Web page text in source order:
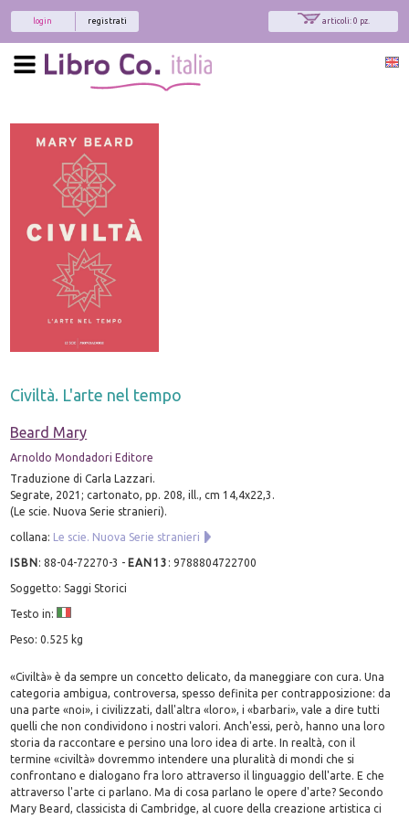
articoli: 0 pz.
registrati
login
Civiltà. L'arte nel tempo
Beard Mary
Arnoldo Mondadori Editore
Traduzione di Carla Lazzari.
Segrate, 2021; cartonato, pp. 208, ill., cm 14,4x22,3.
(Le scie. Nuova Serie stranieri).
collana: Le scie. Nuova Serie stranieri
ISBN:88-04-72270-3 - EAN13 :9788804722700
Soggetto: Saggi Storici
Testo in:
Peso: 0.525 kg
«Civiltà» è da sempre un concetto delicato, da maneggiare con cura. Una
categoria ambigua, controversa, spesso definita per contrapposizione: da
una parte «noi», i civilizzati, dall'altra «loro», i «barbari», vale a dire tutti
quelli che non condividono i nostri valori. Anch'essi, però, hanno una loro
storia da raccontare e persino una loro idea di arte. In realtà, con il
termine «civiltà» dovremmo intendere una pluralità di mondi che si
confrontano e dialogano fra loro attraverso il linguaggio dell'arte. E che
attraverso l'arte ci parlano. Ma di cosa parlano le opere d'arte? Secondo
Mary Beard, classicista di Cambridge, al cuore della creazione artistica ci